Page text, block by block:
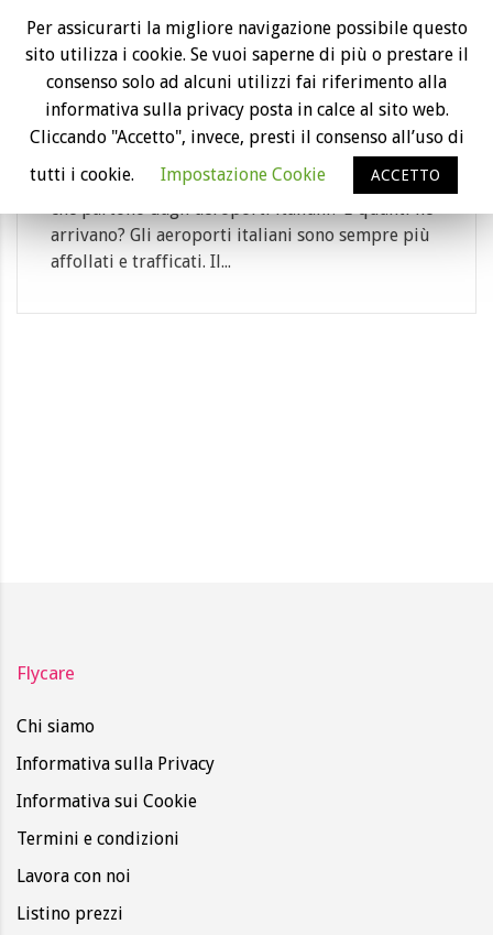
20
Feb
La top 10 degli aeroporti più trafficati
d’Italia
Category: aeroporto, compagnie aeree, passe...
Vi siete mai chiesti quanti sono i voli giornalieri
arrivano? Gli aeroporti italiani sono sempre più
affollati e trafficati. Il...
Flycare
Chi siamo
Informativa sulla Privacy
Informativa sui Cookie
Termini e condizioni
Lavora con noi
Listino prezzi
Per assicurarti la migliore navigazione possibile questo
sito utilizza i cookie. Se vuoi saperne di più o prestare il
consenso solo ad alcuni utilizzi fai riferimento alla
informativa sulla privacy posta in calce al sito web.
Cliccando "Accetto", invece, presti il consenso all’uso di
tutti i cookie.
Impostazione Cookie ACCETTO